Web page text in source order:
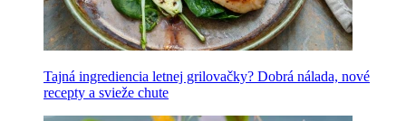
Tajná ingrediencia letnej grilovačky? Dobrá nálada, nové
recepty a svieže chute